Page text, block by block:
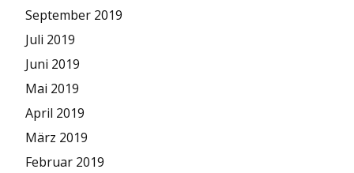
September 2019
Juli 2019
Juni 2019
Mai 2019
April 2019
März 2019
Februar 2019